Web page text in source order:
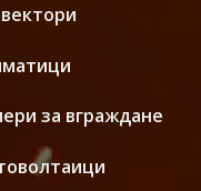
за вграждане